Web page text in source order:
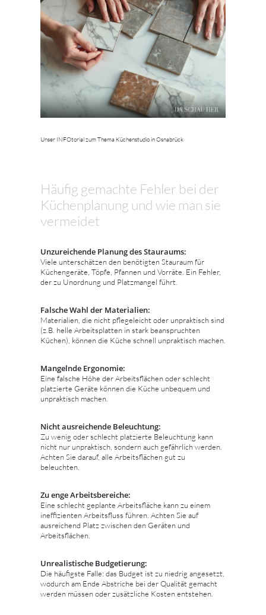
Unser INFOtorial zum Thema Küchenstudio in Osnabrück
Häufig gemachte Fehler bei der
Küchenplanung und wie man sie
vermeidet
Unzureichende Planung des Stauraums:
Viele unterschätzen den benötigten Stauraum für
Küchengeräte, Töpfe, Pfannen und Vorräte. Ein Fehler,
der zu Unordnung und Platzmangel führt.
Falsche Wahl der Materialien:
Materialien, die nicht pflegeleicht oder unpraktisch sind
(z.B. helle Arbeitsplatten in stark beanspruchten
Küchen), können die Küche schnell unpraktisch machen.
Mangelnde Ergonomie:
Eine falsche Höhe der Arbeitsflächen oder schlecht
platzierte Geräte können die Küche unbequem und
unpraktisch machen.
Nicht ausreichende Beleuchtung:
Zu wenig oder schlecht platzierte Beleuchtung kann
nicht nur unpraktisch, sondern auch gefährlich werden.
Achten Sie darauf, alle Arbeitsflächen gut zu
beleuchten.
Zu enge Arbeitsbereiche:
Eine schlecht geplante Arbeitsfläche kann zu einem
ineffizienten Arbeitsfluss führen. Achten Sie auf
ausreichend Platz zwischen den Geräten und
Arbeitsflächen.
Unrealistische Budgetierung:
Die häufigste Falle: das Budget ist zu niedrig angesetzt,
wodurch am Ende Abstriche bei der Qualität gemacht
werden müssen oder zusätzliche Kosten entstehen.